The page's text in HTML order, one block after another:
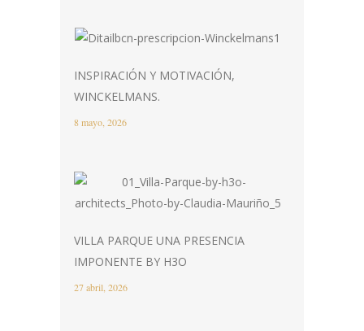
INSPIRACIÓN Y MOTIVACIÓN,
WINCKELMANS.
8 mayo, 2026
VILLA PARQUE UNA PRESENCIA
IMPONENTE BY H3O
27 abril, 2026